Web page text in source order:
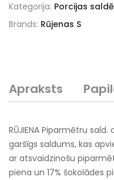
Kategorija: Porcijas
Brands: Rūjenas S
Apraksts
RŪJIENA Piparmētru
garšīgs saldums, kas
ar atsvaidzinošu
piena un 17% šokolādes